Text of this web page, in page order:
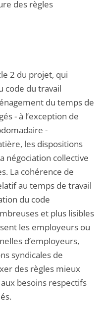
des règles
2 du projet, qui
code du travail
du temps de
- à l’exception de
-
les dispositions
négociation collective
La cohérence de
au temps de travail
du code
et plus lisibles
les employeurs ou
d’employeurs,
syndicales de
des règles mieux
besoins respectifs